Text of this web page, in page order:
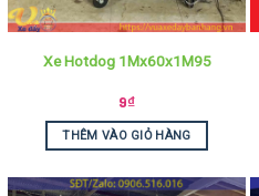
Xe Hotdog 1Mx60x1M95
9₫
THÊM VÀO GIỎ HÀNG